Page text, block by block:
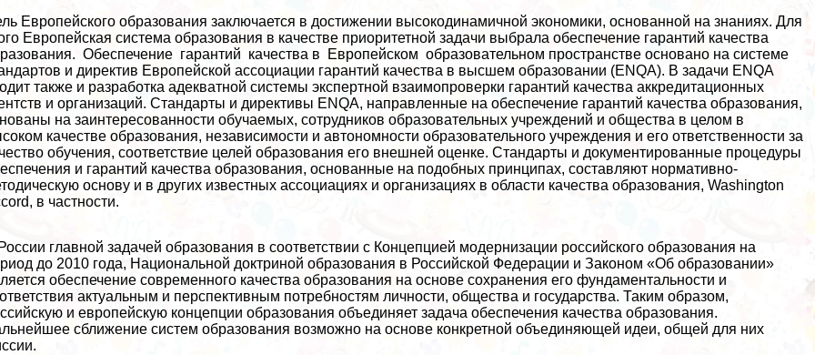
Европейского образования заключается в достижении высокодинамичной экономики, основанной на знаниях. Для
Европейская система образования в качестве приоритетной задачи выбрала обеспечение гарантий качества
Обеспечение гарантий качества в Европейском образовательном прострaнcтве основано на системе
и директив Европейской ассоциации гарантий качества в высшем образовании (ENQA). В задачи ENQA
также и разработка адекватной системы экспертной взаимопроверки гарантий качества аккредитационных
и организаций. Стандарты и директивы ENQA, направленные на обеспечение гарантий качества образования,
на заинтересованности обучаемых, сотрудников образовательных учреждений и общества в целом в
качестве образования, независимости и автономности образовательного учреждения и его ответственности за
обучения, соответствие целей образования его внешней оценке. Стандарты и документированные процедуры
и гарантий качества образования, основанные на подобных принципах, составляют нормативно-
основу и в других известных ассоциациях и организациях в области качества образования, Washington
в частности.
главной задачей образования в соответствии с Концепцией модернизации российского образования на
до 2010 года, Национальной доктриной образования в Российской Федерации и Законом «Об образовании»
обеспечение современного качества образования на основе сохранения его фундаментальности и
актуальным и перспективным потребностям личности, общества и государства. Таким образом,
и европейскую концепции образования объединяет задача обеспечения качества образования.
сближение систем образования возможно на основе конкретной объединяющей идеи, общей для них